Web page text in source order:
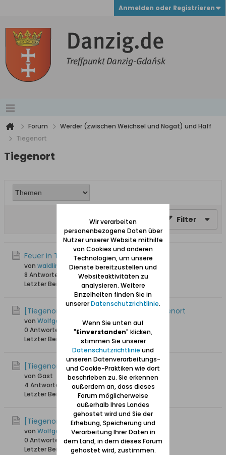
Anmelden oder Registrieren
Forum
Werder (zwischen Weichsel und Nogat) und Haff
Tiegenort
Tiegenort
Filter
Feuer in Tiegenort 1828
von waldling +6.8.2023
8 Antworten
20.596 Hits0 Likes
Letzter Beitrag
05.09.2020, 14:05
[Tiegenort / Tujsk] Erinnerungen an Tiegenort
von Wolfgang
0 Antworten
20.860 Hits0 Likes
Letzter Beitrag
26.02.2017, 15:10
[Tiegenort / Tujsk] Friedhof in Tiegenort
von Gast
4 Antworten
17.257 Hits0 Likes
Letzter Beitrag
16.04.2016, 12:53
[Tiegenort / Tujsk] Mähhhh ...
von Wolfgang
0 Antworten 15.928 Hits 0 Likes
Letzter Beitrag
06.05.2015, 20:16
Wir verarbeiten
personenbezogene Daten über
Nutzer unserer Website mithilfe
von Cookies und anderen
Technologien, um unsere
Dienste bereitzustellen und
Websiteaktivitäten zu
analysieren. Weitere
Einzelheiten finden Sie in
unsererDatenschutzrichtlinie.
Wenn Sie unten auf
"Einverstanden" klicken,
stimmen Sie unserer
Datenschutzrichtlinie und
unseren Datenverarbeitungs-
und Cookie-Praktiken wie dort
beschrieben zu. Sie erkennen
außerdem an, dass dieses
Forum möglicherweise
außerhalb Ihres Landes
gehostet wird und Sie der
Erhebung, Speicherung und
Verarbeitung Ihrer Daten in
dem Land, in dem dieses Forum
gehostet wird, zustimmen.